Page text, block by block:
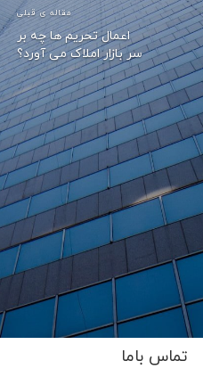
مقاله ی قبلی
اعمال تحریم ها چه بر
سر بازار املاک می آورد؟
تماس باما